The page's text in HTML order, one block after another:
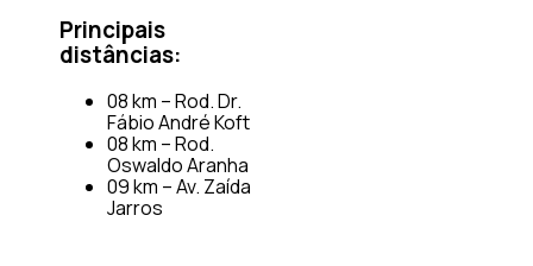
Principais
distâncias:
08 km – Rod. Dr.
Fábio André Koft
08 km – Rod.
Oswaldo Aranha
09 km – Av. Zaída
Jarros